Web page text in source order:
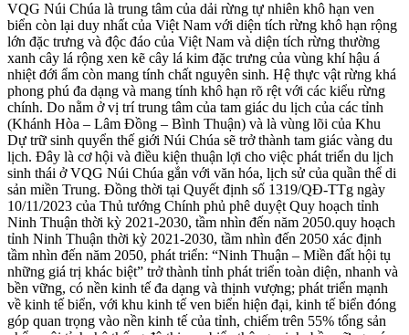
VQG Núi Chúa là trung tâm của dải rừng tự nhiên khô hạn ven
biển còn lại duy nhất của Việt Nam với diện tích rừng khô hạn rộng
lớn đặc trưng và độc đáo của Việt Nam và diện tích rừng thường
xanh cây lá rộng xen kẽ cây lá kim đặc trưng của vùng khí hậu á
nhiệt đới ẩm còn mang tính chất nguyên sinh. Hệ thực vật rừng khá
phong phú đa dạng và mang tính khô hạn rõ rệt với các kiểu rừng
chính. Do nằm ở vị trí trung tâm của tam giác du lịch của các tỉnh
(Khánh Hòa – Lâm Đồng – Bình Thuận) và là vùng lõi của Khu
Dự trữ sinh quyển thế giới Núi Chúa sẽ trở thành tam giác vàng du
lịch. Đây là cơ hội và điều kiện thuận lợi cho việc phát triển du lịch
sinh thái ở VQG Núi Chúa gắn với văn hóa, lịch sử của quần thể di
sản miền Trung. Đồng thời tại Quyết định số 1319/QĐ-TTg ngày
10/11/2023 của Thủ tướng Chính phủ phê duyệt Quy hoạch tỉnh
Ninh Thuận thời kỳ 2021-2030, tầm nhìn đến năm 2050.quy hoạch
tỉnh Ninh Thuận thời kỳ 2021-2030, tầm nhìn đến 2050 xác định
tầm nhìn đến năm 2050, phát triển: “Ninh Thuận – Miền đất hội tụ
những giá trị khác biệt” trở thành tỉnh phát triển toàn diện, nhanh và
bền vững, có nền kinh tế đa dạng và thịnh vượng; phát triển mạnh
về kinh tế biển, với khu kinh tế ven biển hiện đại, kinh tế biển đóng
góp quan trọng vào nền kinh tế của tỉnh, chiếm trên 55% tổng sản